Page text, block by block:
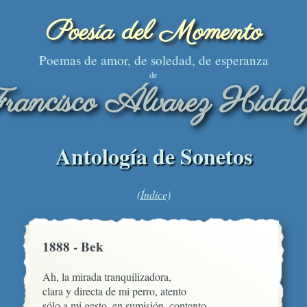
Poesía del Momento
Poemas de amor, de soledad, de esperanza
de
Álvarez
Antología de Sonetos
(Índice)
1888 - Bek
Ah, la mirada tranquilizadora,
clara y directa de mi perro, atento